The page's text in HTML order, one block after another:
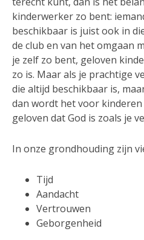
kinderwerker zo bent:
beschikbaar is juist ook in
de club en van het omgaan
je zelf zo bent, geloven
zo is. Maar als je prachtige
die altijd beschikbaar is,
dan wordt het voor
geloven dat God is zoals je
In onze grondhouding zijn
Tijd
Aandacht
Vertrouwen
Geborgenheid